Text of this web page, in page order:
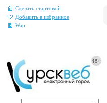
Сделать стартовой
Добавить в избранное
Wap